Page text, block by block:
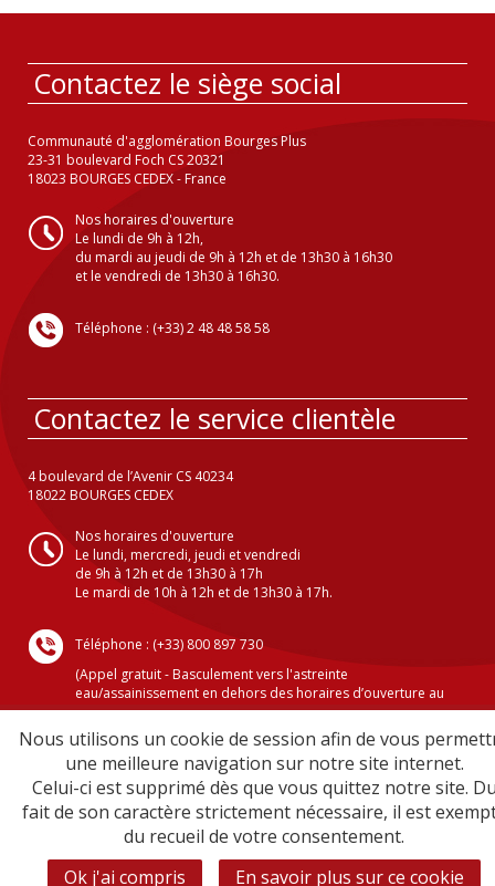
Contactez le siège social
Communauté d'agglomération Bourges Plus
23-31 boulevard Foch CS 20321
18023 BOURGES CEDEX - France
Nos horaires d'ouverture
Le lundi de 9h à 12h,
du mardi au jeudi de 9h à 12h et de 13h30 à 16h30
et le vendredi de 13h30 à 16h30.
Téléphone : (+33) 2 48 48 58 58
Contactez le service clientèle
4 boulevard de l’Avenir CS 40234
18022 BOURGES CEDEX
Nos horaires d'ouverture
Le lundi, mercredi, jeudi et vendredi
de 9h à 12h et de 13h30 à 17h
Le mardi de 10h à 12h et de 13h30 à 17h.
Téléphone : (+33) 800 897 730
(Appel gratuit - Basculement vers l'astreinte
eau/assainissement en dehors des horaires d’ouverture au
public )
Crédits
Mentions légales
Plan du site
Sécurité informatique
Nous utilisons un cookie de session afin de vous
une meilleure navigation sur notre site internet.
Celui-ci est supprimé dès que vous quittez notre site.
fait de son caractère strictement nécessaire, il est
du recueil de votre consentement.
Ok j'ai compris
En savoir plus sur ce cookie